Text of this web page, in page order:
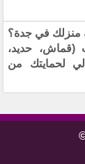
منزلك في جدة؟
(قماش، حديد،
لحمايتك من